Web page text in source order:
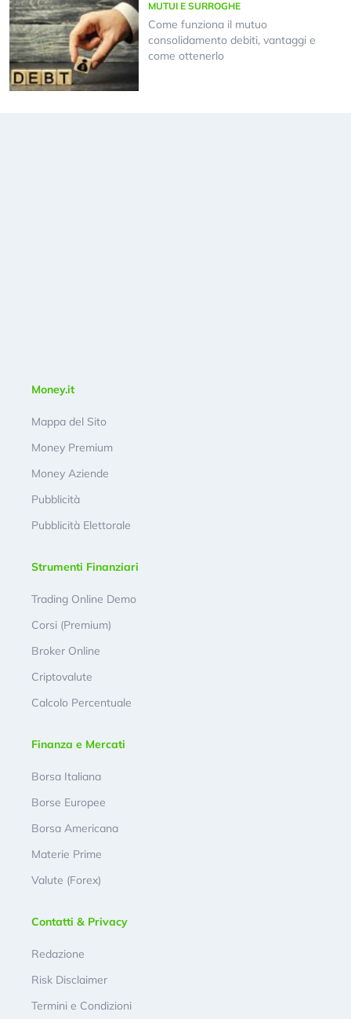
MUTUI E SURROGHE
Come funziona il mutuo
consolidamento debiti, vantaggi e
come ottenerlo
Money.it
Mappa del Sito
Money Premium
Money Aziende
Pubblicità
Pubblicità Elettorale
Strumenti Finanziari
Trading Online Demo
Corsi (Premium)
Broker Online
Criptovalute
Calcolo Percentuale
Finanza e Mercati
Borsa Italiana
Borse Europee
Borsa Americana
Materie Prime
Valute (Forex)
Contatti & Privacy
Redazione
Risk Disclaimer
Termini e Condizioni